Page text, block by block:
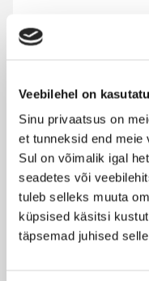
Veebilehel on
Sinu privaatsus on
et tunneksid end meie
Sul on võimalik igal
seadetes või
tuleb selleks muuta
küpsised käsitsi
täpsemad juhised
Luksuslik